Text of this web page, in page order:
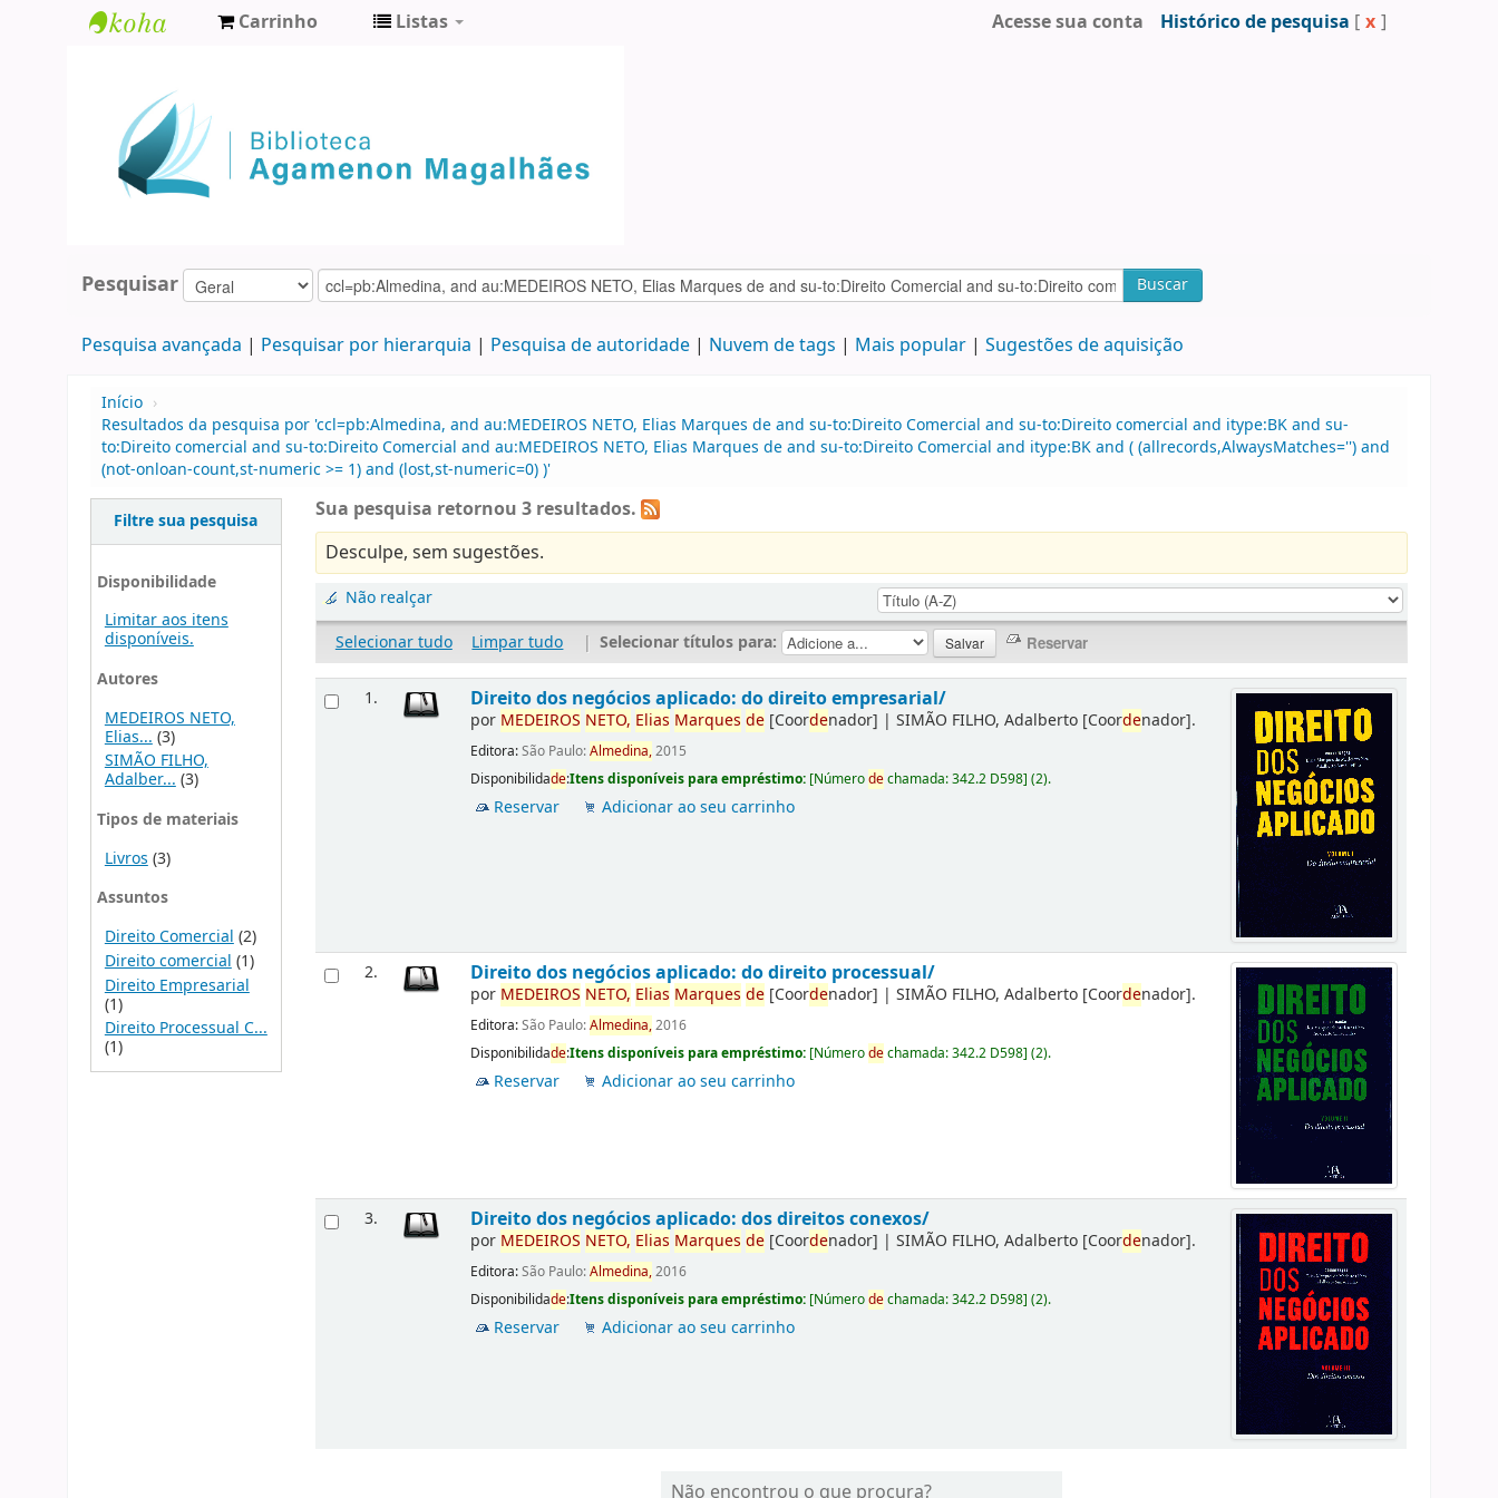
Agamenon
Magalhães
Carrinho Listas Acesse sua conta Histórico de pesquisa [ x ]
Pesquisar Buscar
Pesquisa avançada Pesquisar por hierarquia Pesquisa de autoridade Nuvem de tags Mais popular Sugestões de aquisição
Início ›
Resultados da pesquisa por 'ccl=pb:Almedina, and au:MEDEIROS NETO, Elias Marques de and su-to:Direito Comercial and su-to:Direito comercial and itype:BK and su-
to:Direito comercial and su-to:Direito Comercial and au:MEDEIROS NETO, Elias Marques de and su-to:Direito Comercial and itype:BK and ( (allrecords,AlwaysMatches='') and
(not-onloan-count,st-numeric >= 1) and (lost,st-numeric=0) )'
Filtre sua pesquisa
Disponibilidade
Limitar aos itens
disponíveis.
Autores
MEDEIROS NETO,
Elias... (3)
SIMÃO FILHO,
Adalber...(3)
Tipos de materiais
Livros (3)
Assuntos
Direito Comercial (2)
Direito comercial (1)
Direito Empresarial
(1)
Direito Processual C...
(1)
Sua pesquisa retornou 3 resultados.
Desculpe, sem sugestões.
Não realçar
Selecionar tudo
Limpar tudo | Selecionar títulos para:
1. Direito dos negócios aplicado: do direito empresarial/
por MEDEIROS NETO, Elias Marques de [Coordenador] |SIMÃO FILHO, Adalberto [Coordenador].
Editora:São Paulo:Almedina,2015
Disponibilidade:Itens disponíveis para empréstimo: [Númerodechamada:342.2 D598](2).
Reservar Adicionar ao seu carrinho
2. Direito dos negócios aplicado: do direito processual/
por MEDEIROS NETO, Elias Marques de [Coordenador] |SIMÃO FILHO, Adalberto [Coordenador].
Editora:São Paulo:Almedina,2016
Disponibilidade:Itens disponíveis para empréstimo: [Númerodechamada:342.2 D598](2).
Reservar Adicionar ao seu carrinho
3. Direito dos negócios aplicado: dos direitos conexos/
por MEDEIROS NETO, Elias Marques de [Coordenador] |SIMÃO FILHO, Adalberto [Coordenador].
Editora:São Paulo:Almedina,2016
Disponibilidade:Itens disponíveis para empréstimo: [Númerodechamada:342.2 D598](2).
Reservar Adicionar ao seu carrinho